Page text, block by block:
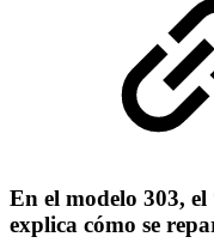
En el modelo 303,
explica cómo se